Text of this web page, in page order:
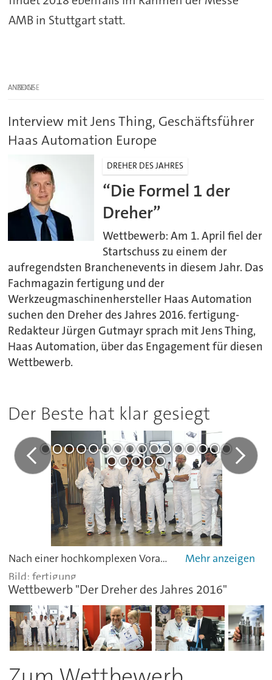
AMB in Stuttgart statt.
ANZEIGE
Interview mit Jens Thing, Geschäftsführer
Haas Automation Europe
DREHER DES JAHRES
“Die Formel 1 der
Dreher”
Wettbewerb: Am 1. April fiel der
Startschuss zu einem der
aufregendsten Branchenevents in diesem Jahr. Das
Fachmagazin fertigung und der
Werkzeugmaschinenhersteller Haas Automation
suchen den Dreher des Jahres 2016. fertigung-
Redakteur Jürgen Gutmayr sprach mit Jens Thing,
Haas Automation, über das Engagement für diesen
Wettbewerb.
Der Beste hat klar gesiegt
Nach einer hochkomplexen Vorausscheidung stellten sich die fünf Finalisten der Aufgabe an der Maschine (von links): Rolf Freimüller (1. Sieger), Diego Morabito (4. Sieger), Harald Lehmann (5. Sieger), Siegfried Kersch (3. Sieger) und Stephan Gosch (2. Sieger). Für den reibungslosen Ablauf an der Maschine zuständig: Bart de Coster (2. von links) sowie im Hintergrund Maurice Kammann, beide Haas Automation. -
fertigung
Wettbewerb "Der Dreher des Jahres 2016"